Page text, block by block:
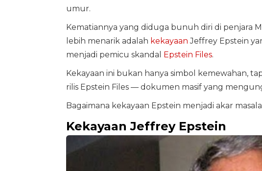
umur.
Kematiannya yang diduga bunuh diri di penjara
lebih menarik adalah kekayaan Jeffrey Epstein
menjadi pemicu skandal Epstein Files.
Kekayaan ini bukan hanya simbol kemewahan,
rilis Epstein Files — dokumen masif yang
Bagaimana kekayaan Epstein menjadi akar
Kekayaan Jeffrey Epstein